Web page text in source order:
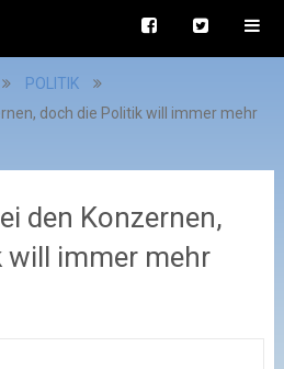
POLITIK
doch die Politik will immer mehr
den Konzernen,
will immer mehr